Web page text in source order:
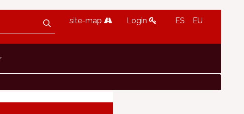
site-map Login ES EU